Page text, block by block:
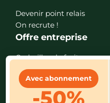
Avec abonnement
Devenir point relais
On recrute !
Offre entreprise
Corbeilles de fruits
Paniers de fruits & légumes
Téléchargez l'app